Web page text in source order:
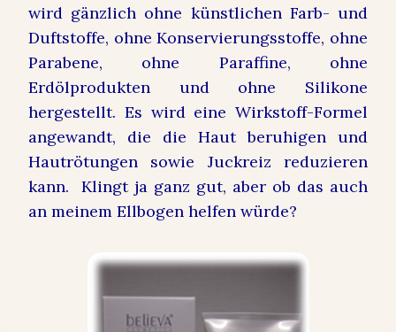
wird gänzlich ohne künstlichen Farb- und
Duftstoffe, ohne Konservierungsstoffe, ohne
Parabene, ohne Paraffine, ohne
Erdölprodukten und ohne Silikone
hergestellt. Es wird eine Wirkstoff-Formel
angewandt, die die Haut beruhigen und
Hautrötungen sowie Juckreiz reduzieren
kann. Klingt ja ganz gut, aber ob das auch
an meinem Ellbogen helfen würde?